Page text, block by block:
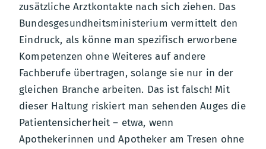
zusätzliche Arztkontakte nach sich ziehen. Das
Bundesgesundheitsministerium vermittelt den
Eindruck, als könne man spezifisch erworbene
Kompetenzen ohne Weiteres auf andere
Fachberufe übertragen, solange sie nur in der
gleichen Branche arbeiten. Das ist falsch! Mit
dieser Haltung riskiert man sehenden Auges die
Patientensicherheit – etwa, wenn
Apothekerinnen und Apotheker am Tresen ohne